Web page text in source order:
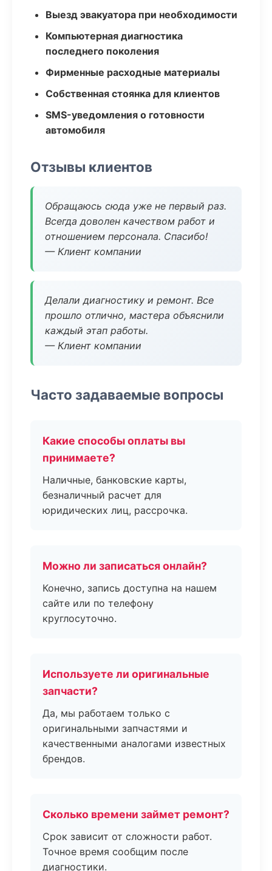
Выезд эвакуатора при необходимости
Компьютерная диагностика
последнего поколения
Фирменные расходные материалы
Собственная стоянка для клиентов
SMS-уведомления о готовности
автомобиля
Отзывы клиентов
Обращаюсь сюда уже не первый раз.
Всегда доволен качеством работ и
отношением персонала. Спасибо!
— Клиент компании
Делали диагностику и ремонт. Все
прошло отлично, мастера объяснили
каждый этап работы.
— Клиент компании
Часто задаваемые вопросы
Какие способы оплаты вы
принимаете?
Наличные, банковские карты,
безналичный расчет для
юридических лиц, рассрочка.
Можно ли записаться онлайн?
Конечно, запись доступна на нашем
сайте или по телефону
круглосуточно.
Используете ли оригинальные
запчасти?
Да, мы работаем только с
оригинальными запчастями и
качественными аналогами известных
брендов.
Сколько времени займет ремонт?
Срок зависит от сложности работ.
Точное время сообщим после
диагностики.